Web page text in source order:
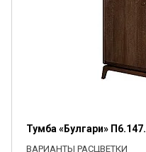
Тумба «Булгари»
ВАРИАНТЫ РАСЦВЕТКИ